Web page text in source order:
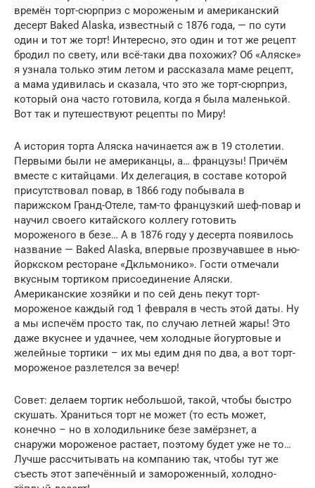
времён торт-сюрприз с мороженым и американский
десерт Baked Alaska, известный с 1876 года, — по сути
один и тот же торт! Интересно, это один и тот же рецепт
бродил по свету, или всё-таки два похожих? Об «Аляске»
я узнала только этим летом и рассказала маме рецепт,
а мама удивилась и сказала, что это же торт-сюрприз,
который она часто готовила, когда я была маленькой.
Вот так и путешествуют рецепты по Миру!
А история торта Аляска начинается аж в 19 столетии.
Первыми были не американцы, а… французы! Причём
вместе с китайцами. Их делегация, в составе которой
присутствовал повар, в 1866 году побывала в
парижском Гранд-Отеле, там-то французкий шеф-повар и
научил своего китайского коллегу готовить
мороженого в безе… А в 1876 году у десерта появилось
название — Baked Alaska, впервые прозвучавшее в нью-
йоркском ресторане «Дкльмонико». Гости отмечали
вкусным тортиком присоединение Аляски.
Американские хозяйки и по сей день пекут торт-
мороженое каждый год 1 февраля в честь этой даты. Ну
а мы испечём просто так, по случаю летней жары! Это
даже вкуснее и удачнее, чем холодные йогуртовые и
желейные тортики – их мы едим дня по два, а вот торт-
мороженое разлетелся за вечер!
Совет: делаем тортик небольшой, такой, чтобы быстро
скушать. Храниться торт не может (то есть может,
конечно – но в холодильнике безе замёрзнет, а
снаружи мороженое растает, поэтому будет уже не то…
Лучше рассчитывать на компанию так, чтобы тут же
съесть этот запечённый и замороженный, холодно-